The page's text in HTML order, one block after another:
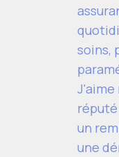
soins,
un
une